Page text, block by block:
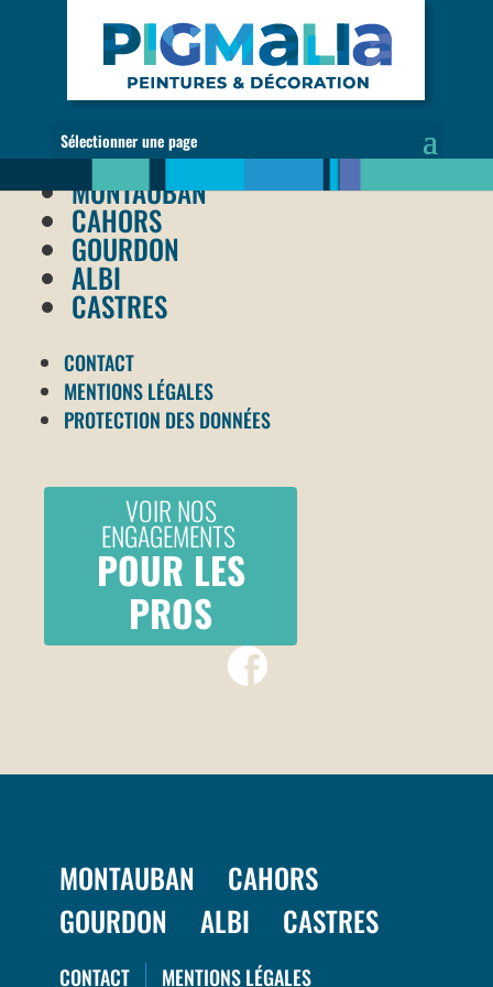
Sélectionner une page
MONTAUBAN
CAHORS
GOURDON
ALBI
CASTRES
CONTACT
MENTIONS LÉGALES
PROTECTION DES DONNÉES
VOIR NOS
ENGAGEMENTS
POUR LES
PROS
MONTAUBAN
CAHORS
GOURDON
ALBI CASTRES
CONTACT MENTIONS LÉGALES